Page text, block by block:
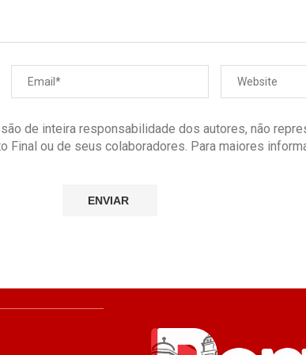
de inteira responsabilidade dos autores, não
Final ou de seus colaboradores. Para maiores